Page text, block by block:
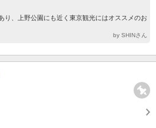
り、上野公園にも近く東京観光にはオススメのお
by SHINさん